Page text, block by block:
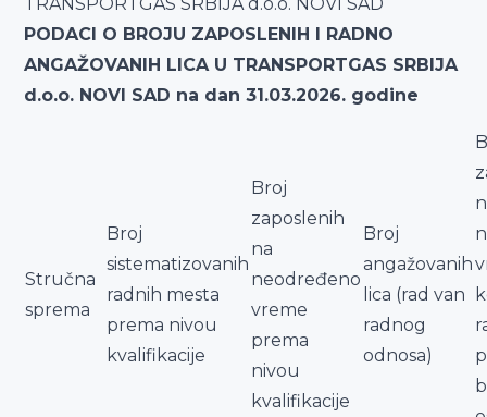
PODACI O BROJU ZAPOSLENIH I RADNO
ANGAŽOVANIH LICA U TRANSPORTGAS SRBIJA
d.o.o. NOVI SAD na dan 31.03.2026. godine
Stručna
sprema
Broj
sistematizovanih
radnih mesta
prema nivou
kvalifikacije
Broj
zaposlenih
na
neodređeno
vreme
prema
nivou
kvalifikacije
Broj
angažovanih
lica (rad van
radnog
odnosa)